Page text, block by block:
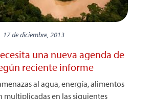
17 de diciembre, 2013
una nueva agenda de
reciente informe
al agua, energía, alimentos
multiplicadas en las siguientes